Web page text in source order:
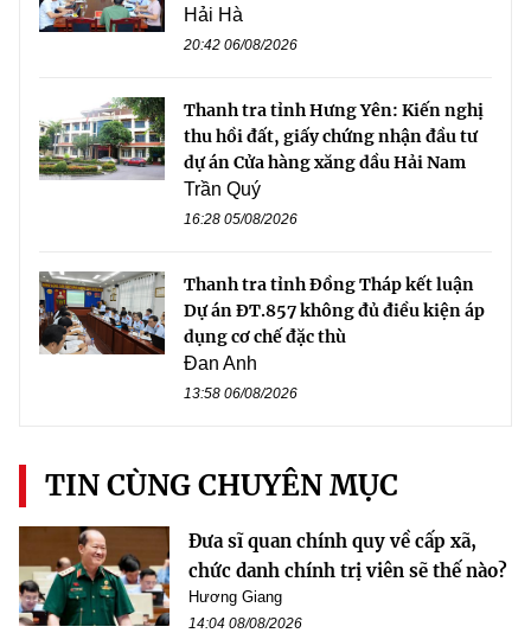
Hải Hà
20:42 06/08/2026
Thanh tra tỉnh Hưng Yên: Kiến nghị
thu hồi đất, giấy chứng nhận đầu tư
dự án Cửa hàng xăng dầu Hải Nam
Trần Quý
16:28 05/08/2026
Thanh tra tỉnh Đồng Tháp kết luận
Dự án ĐT.857 không đủ điều kiện áp
dụng cơ chế đặc thù
Đan Anh
13:58 06/08/2026
TIN CÙNG CHUYÊN MỤC
Đưa sĩ quan chính quy về cấp xã,
chức danh chính trị viên sẽ thế nào?
Hương Giang
14:04 08/08/2026